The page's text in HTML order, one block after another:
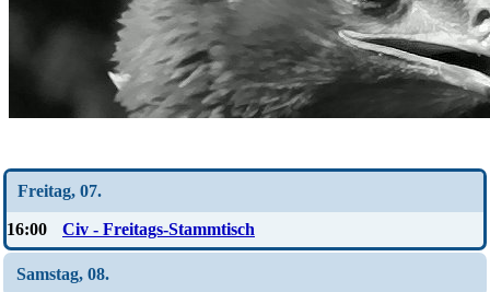
Freitag, 07.
16:00 Civ - Freitags-Stammtisch
Samstag, 08.